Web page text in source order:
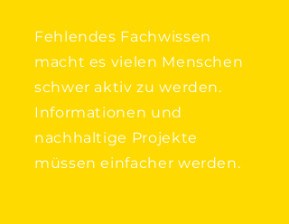
Fehlendes Fachwissen
macht es vielen Menschen
schwer aktiv zu werden.
Informationen und
nachhaltige Projekte
müssen einfacher werden.